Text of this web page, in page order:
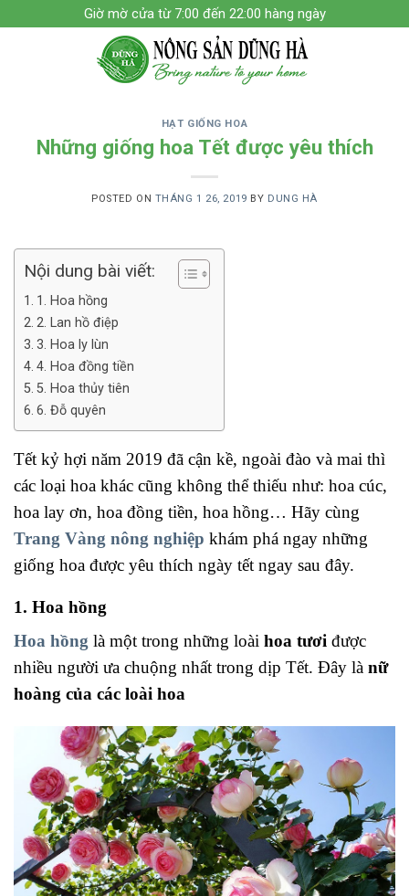
to
Giờ mờ cửa từ 7:00 đến 22:00 hàng ngày
HẠT GIỐNG HOA
Những giống hoa Tết được yêu thích
POSTED ON THÁNG 1 26, 2019 BY DUNG HÀ
Nội dung bài viết:
1. Hoa hồng
2. Lan hồ điệp
3. Hoa ly lùn
4. Hoa đồng tiền
5. Hoa thủy tiên
6. Đỗ quyên
Tết kỷ hợi năm 2019 đã cận kề, ngoài đào và mai thì
các loại hoa khác cũng không thể thiếu như: hoa cúc,
hoa lay ơn, hoa đồng tiền, hoa hồng… Hãy cùng
Trang Vàng nông nghiệp khám phá ngay những
giống hoa được yêu thích ngày tết ngay sau đây.
1. Hoa hồng
Hoa hồng là một trong những loài hoa tươi được
nhiều người ưa chuộng nhất trong dịp Tết. Đây là nữ
hoàng của các loài hoa